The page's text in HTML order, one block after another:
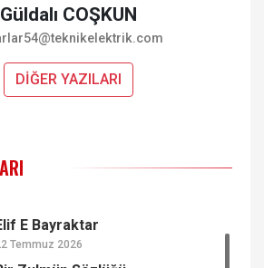
Güldalı COŞKUN
DİĞER YAZILARI
E Bayraktar
Temmuz 2026